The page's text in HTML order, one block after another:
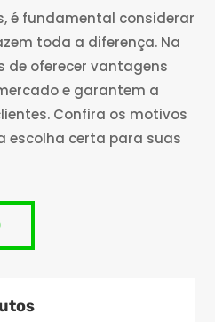
é fundamental considerar
toda a diferença. Na
de oferecer vantagens
e garantem a
Confira os motivos
a escolha certa para suas